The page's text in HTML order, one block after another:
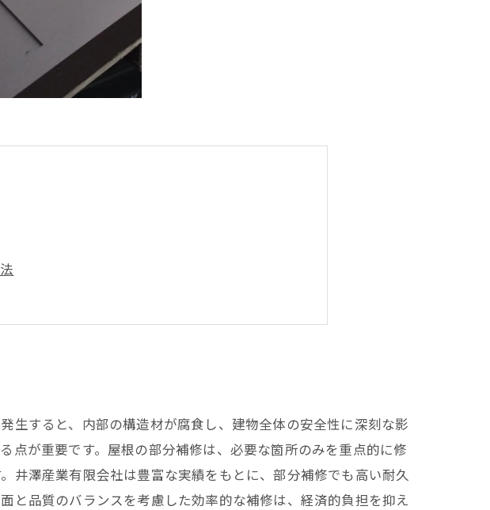
古屋市内および愛知県での施工実績はこちら
生すると、内部の構造材が腐食し、建物全体の安全性に深刻な影
点が重要です。屋根の部分補修は、必要な箇所のみを重点的に修
井澤産業有限会社は豊富な実績をもとに、部分補修でも高い耐久
と品質のバランスを考慮した効率的な補修は、経済的負担を抑え